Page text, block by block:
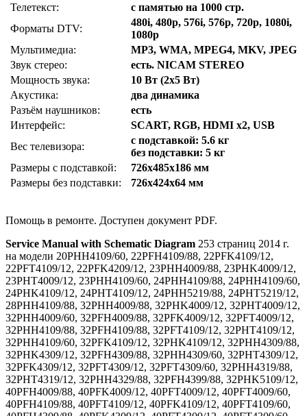
Телетекст:
с памятью на 1000 стр.
Форматы DTV:
480i, 480p, 576i, 576p, 720p, 1080i,
1080p
Мультимедиа:
MP3, WMA, MPEG4, MKV, JPEG
Звук стерео:
есть. NICAM STEREO
Мощность звука:
10 Вт (2x5 Вт)
Акустика:
два динамика
Разъём наушников:
есть
Интерфейс:
SCART, RGB, HDMI x2, USB
Вес телевизора:
с подставкой: 5.6 кг
без подставки: 5 кг
Размеры с подставкой:
726x485x186 мм
Размеры без подставки:
726x424x64 мм
Помощь в ремонте. Доступен документ PDF.
Service Manual with Schematic Diagram 253 страниц 2014 г.
на модели 20PHH4109/60, 22PFH4109/88, 22PFK4109/12,
22PFT4109/12, 22PFK4209/12, 23PHH4009/88, 23PHK4009/12,
23PHT4009/12, 23PHH4109/60, 24PHH4109/88, 24PHH4109/60,
24PHK4109/12, 24PHT4109/12, 24PHH5219/88, 24PHT5219/12,
28PHH4109/88, 32PHH4009/88, 32PHK4009/12, 32PHT4009/12,
32PHH4009/60, 32PFH4009/88, 32PFK4009/12, 32PFT4009/12,
32PHH4109/88, 32PFH4109/88, 32PFT4109/12, 32PHT4109/12,
32PHH4109/60, 32PFK4109/12, 32PHK4109/12, 32PHH4309/88,
32PHK4309/12, 32PFH4309/88, 32PHH4309/60, 32PHT4309/12,
32PFK4309/12, 32PFT4309/12, 32PFT4309/60, 32PHH4319/88,
32PHT4319/12, 32PHH4329/88, 32PFH4399/88, 32PHK5109/12,
40PFH4009/88, 40PFK4009/12, 40PFT4009/12, 40PFT4009/60,
40PFH4109/88, 40PFT4109/12, 40PFK4109/12, 40PFT4109/60,